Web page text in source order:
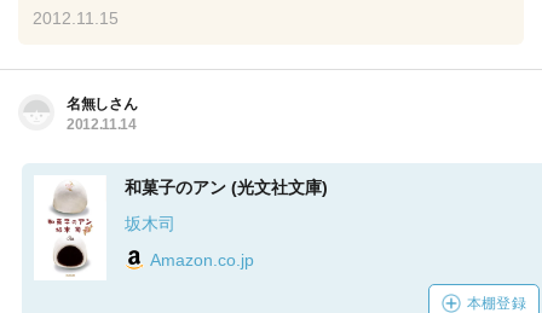
2012.11.15
名無しさん
2012.11.14
和菓子のアン (光文社文庫)
坂木司
Amazon.co.jp
本棚登録